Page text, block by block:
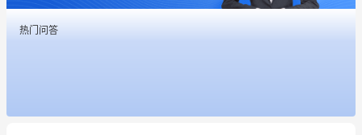
热门问答
用有赞就能在微信、小红书同时经营了